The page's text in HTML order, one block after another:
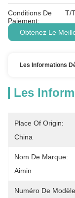
Conditions De
Paiement:
T/
Obtenez Le
Les Informations
Les
Place Of Origin:
China
Nom De Marque:
Aimin
Numéro De